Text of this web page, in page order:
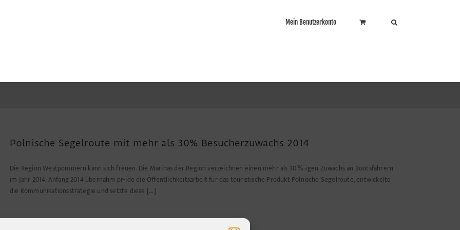
Mein Benutzerkonto
Polnische Segelroute mit mehr als 30% Besucherzuwachs 2014
Die Region Westpommern kann sich freuen. Die Marinas der Region verzeichnen einen mehr als 30 %-igen Zuwachs an Bootsfahrern
im Jahr 2014. Anfang 2014 übernahm pr-ide die Öffentlichkeitsarbeit für das touristische Produkt Polnische Segelroute, entwickelte
die Kommunikationsstrategie und setzte diese [...]